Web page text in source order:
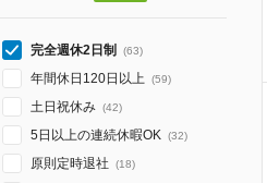
完全週休2日制 (63)
年間休日120日以上 (59)
土日祝休み (42)
5日以上の連続休暇OK (32)
原則定時退社 (18)